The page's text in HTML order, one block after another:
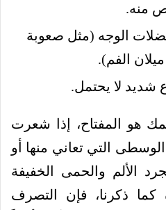
منه.
الوجه (مثل صعوبة
الفم).
شديد لا يحتمل.
هو المفتاح، إذا شعرت
التي تعاني منها أو
الألم والحمى الخفيفة
كما ذكرنا، فإن التصرف